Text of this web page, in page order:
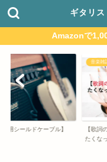
ギタリ
Amazonで
シールドケーブル】
音楽雑記
【歌詞の
たくなっ